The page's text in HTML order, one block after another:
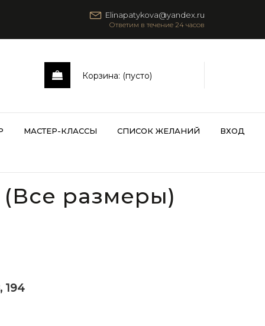
Elinapatykova@yandex.ru
Корзина: (пусто)
МАСТЕР-КЛАССЫ СПИСОК ЖЕЛАНИЙ ВХОД
размеры)
194